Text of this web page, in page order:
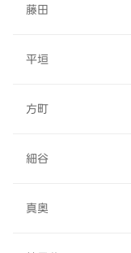
藤田
平垣
方町
細谷
真奥